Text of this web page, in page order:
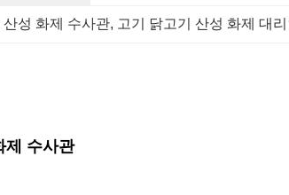
산성 화제 수사관, 고기 닭고기 산성 화제 대리
제 수사관